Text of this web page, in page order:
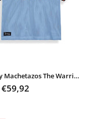
Grimey Machetazos The Warrior Boxy Mesh Soccer Jersey
€59,92